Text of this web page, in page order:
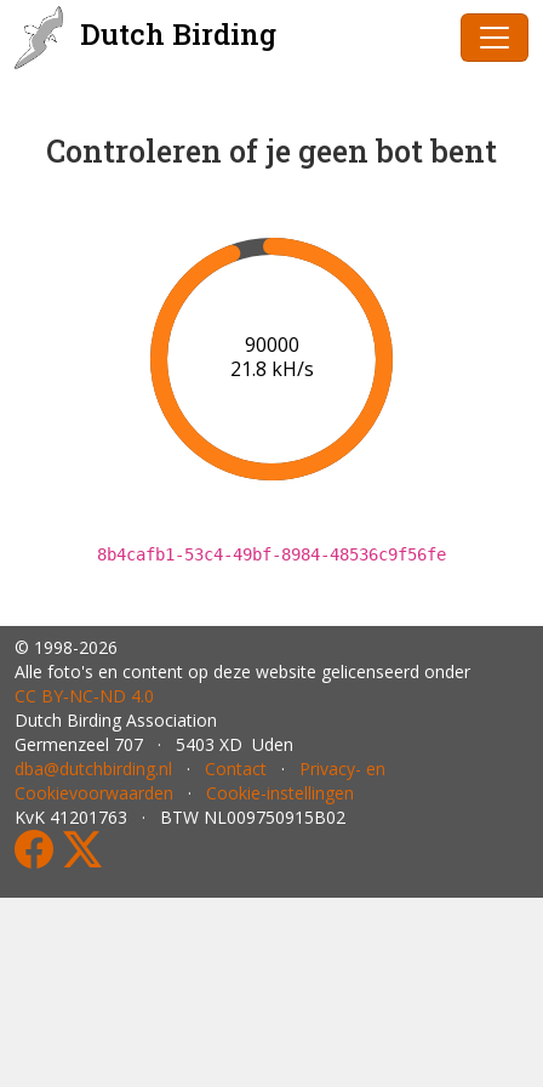
Dutch Birding
Controleren of je geen bot bent
91000
21.8 kH/s
8b4cafb1-53c4-49bf-8984-48536c9f56fe
© 1998-2026
Alle foto's en content op deze website gelicenseerd onder
CC BY‑NC‑ND 4.0
Dutch Birding Association
Germenzeel 707 · 5403 XD Uden
dba@dutchbirding.nl · Contact · Privacy- en
Cookievoorwaarden · Cookie-instellingen
KvK 41201763 · BTW NL009750915B02